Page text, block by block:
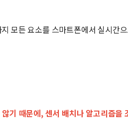
지 모든 요소를 스마트폰에서 실시
기 때문에, 센서 배치나 알고리즘